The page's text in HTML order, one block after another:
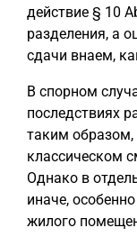
действие § 10
разделения, а
сдачи внаем,
В спорном
последствиях
таким образом,
классическом
Однако в
иначе,
жилого